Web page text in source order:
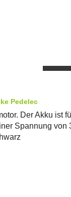
Pedelec
Der Akku ist
Spannung